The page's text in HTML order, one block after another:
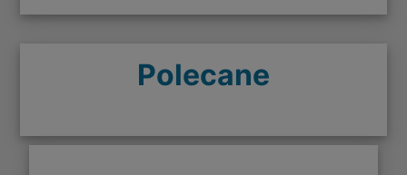
Polecane